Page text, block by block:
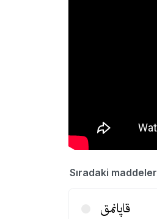
Sıradaki maddeler
قاپانمق